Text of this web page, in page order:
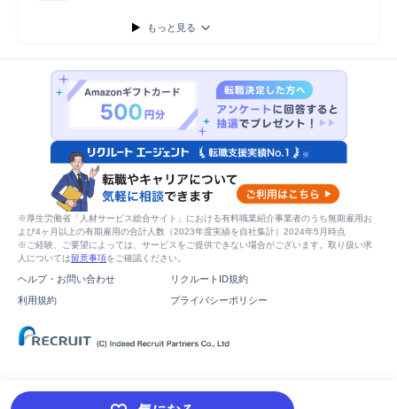
もっと見る
※厚生労働省「人材サービス総合サイト」における有料職業紹介事業者のうち無期雇用お
よび4ヶ月以上の有期雇用の合計人数（2023年度実績を自社集計）2024年5月時点
※ご経験、ご要望によっては、サービスをご提供できない場合がございます。取り扱い求
人については留意事項をご確認ください。
ヘルプ・お問い合わせ
リクルートID規約
利用規約
プライバシーポリシー